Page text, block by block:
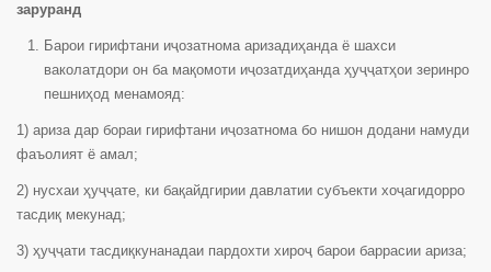
заруранд
Барои гирифтани иҷозатнома аризадиҳанда ё шахси
ваколатдори он ба мақомоти иҷозатдиҳанда ҳуҷҷатҳои зеринро
пешниҳод менамояд:
1) ариза дар бораи гирифтани иҷозатнома бо нишон додани намуди
фаъолият ё амал;
2) нусхаи ҳуҷҷате, ки бақайдгирии давлатии субъекти хоҷагидорро
тасдиқ мекунад;
3) ҳуҷҷати тасдиқкунанадаи пардохти хироҷ барои баррасии ариза;